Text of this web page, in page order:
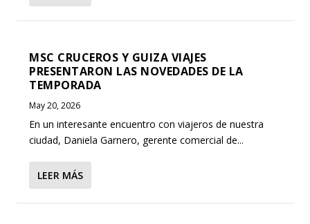
MSC CRUCEROS Y GUIZA VIAJES
PRESENTARON LAS NOVEDADES DE LA
TEMPORADA
May 20, 2026
En un interesante encuentro con viajeros de nuestra
ciudad, Daniela Garnero, gerente comercial de...
LEER MÁS